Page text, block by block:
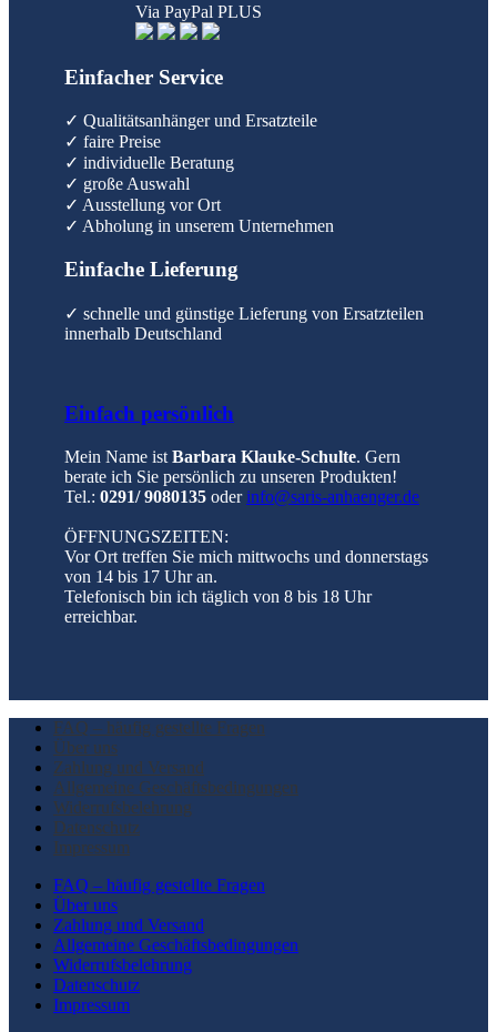
Via PayPal PLUS
Einfacher Service
✓ Qualitätsanhänger und Ersatzteile
✓ faire Preise
✓ individuelle Beratung
✓ große Auswahl
✓ Ausstellung vor Ort
✓ Abholung in unserem Unternehmen
Einfache Lieferung
✓ schnelle und günstige Lieferung von Ersatzteilen
innerhalb Deutschland
Einfach persönlich
Mein Name ist Barbara Klauke-Schulte. Gern
berate ich Sie persönlich zu unseren Produkten!
Tel.: 0291/ 9080135 oderinfo@saris-anhaenger.de
ÖFFNUNGSZEITEN:
Vor Ort treffen Sie mich mittwochs und donnerstags
von 14 bis 17 Uhr an.
Telefonisch bin ich täglich von 8 bis 18 Uhr
erreichbar.
FAQ – häufig gestellte Fragen
Über uns
Zahlung und Versand
Allgemeine Geschäftsbedingungen
Widerrufsbelehrung
Datenschutz
Impressum
FAQ – häufig gestellte Fragen
Über uns
Zahlung und Versand
Allgemeine Geschäftsbedingungen
Widerrufsbelehrung
Datenschutz
Impressum